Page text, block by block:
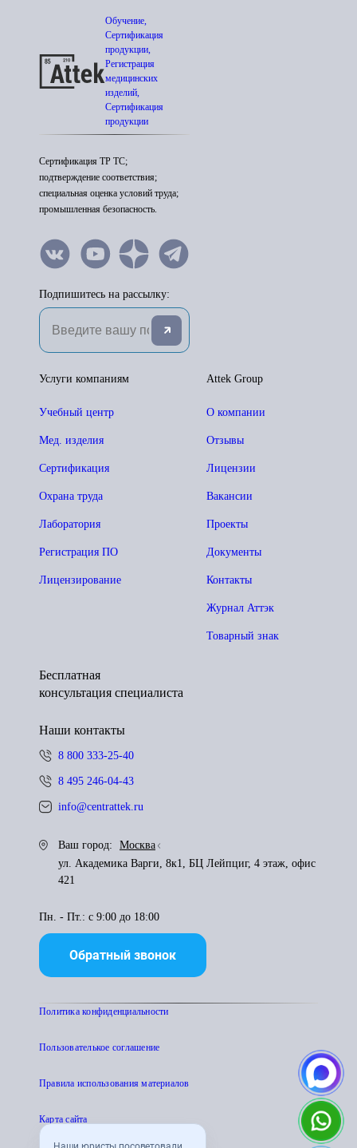
Обучение,
Сертификация
продукции,
Регистрация
медицинских
изделий,
Сертификация
продукции
Сертификация ТР ТС;
подтверждение соответствия;
специальная оценка условий труда;
промышленная безопасность.
Подпишитесь на рассылку:
Attek Group
О компании
Отзывы
Лицензии
Вакансии
Проекты
Документы
Контакты
Журнал Аттэк
Товарный знак
Услуги компаниям
Учебный центр
Мед. изделия
Сертификация
Охрана труда
Лаборатория
Регистрация ПО
Лицензирование
Бесплатная
консультация специалиста
Наши контакты
8 800 333-25-40
8 495 246-04-43
info@centrattek.ru
Ваш город:
Москва
ул. Академика Варги, 8к1, БЦ Лейпциг, 4 этаж, офис
421
Пн. - Пт.: с 9:00 до 18:00
Обратный звонок
Политика конфиденциальности
Пользователькое соглашение
Правила использования материалов
Карта сайта